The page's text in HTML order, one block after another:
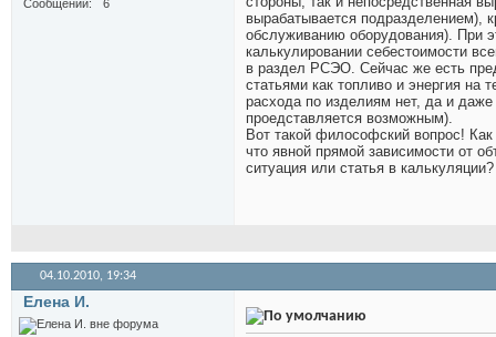
Сообщений
6
вырабатывается подразделением),
обслуживанию оборудования). При
калькулировании себестоимости
в раздел РСЭО. Сейчас же есть
статьями как топливо и энергия на
расхода по изделиям нет, да и
проедставляется возможным).
Вот такой философский вопрос!
что явной прямой зависимости от
ситуация или статья в калькуляции?
04.10.2010, 19:34
Елена И.